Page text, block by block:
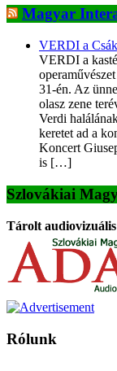
Magyar
VERDI a
VERDI a
31-én. Az
olasz zene
Verdi
keretet ad a
Koncert
is […]
Szlovákiai
Tárolt
Rólunk